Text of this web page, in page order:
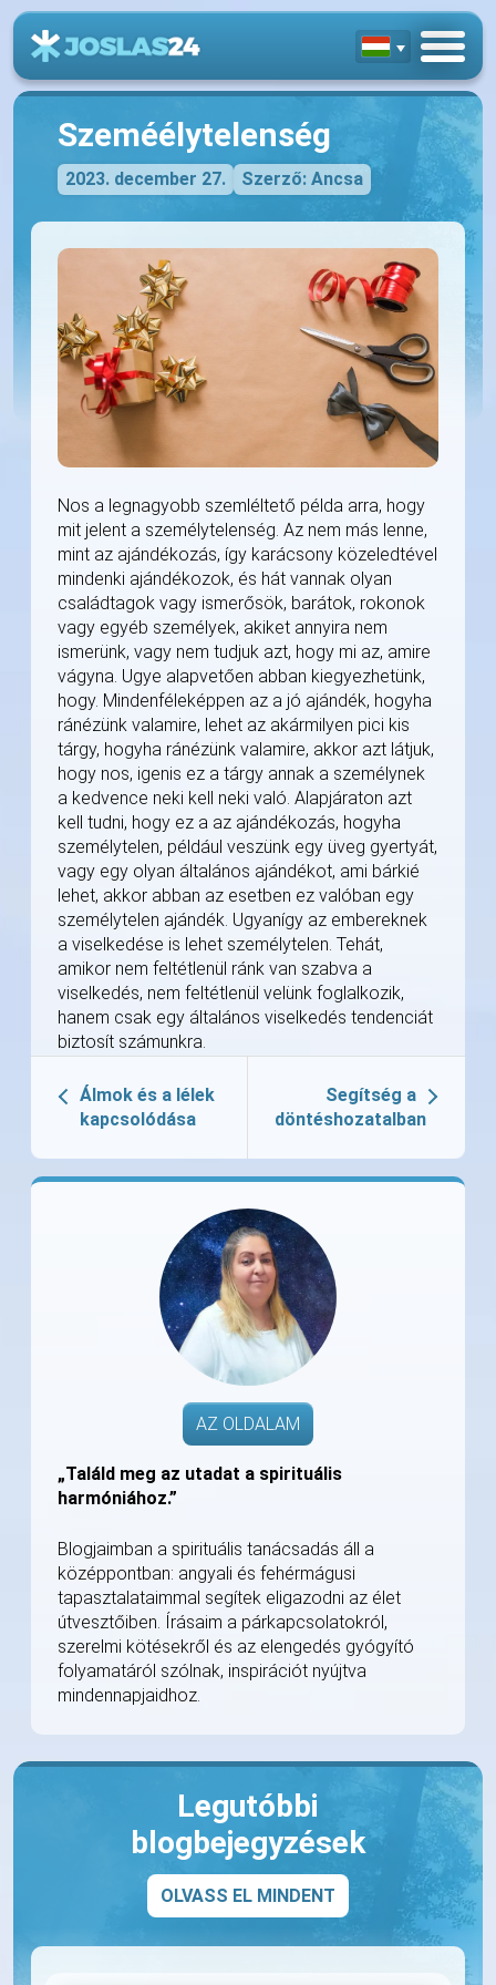
Szeméélytelenség
2023. december 27. Szerző: Ancsa
Nos a legnagyobb szemléltető példa arra, hogy
mit jelent a személytelenség. Az nem más lenne,
mint az ajándékozás, így karácsony közeledtével
mindenki ajándékozok, és hát vannak olyan
családtagok vagy ismerősök, barátok, rokonok
vagy egyéb személyek, akiket annyira nem
ismerünk, vagy nem tudjuk azt, hogy mi az, amire
vágyna. Ugye alapvetően abban kiegyezhetünk,
hogy. Mindenféleképpen az a jó ajándék, hogyha
ránézünk valamire, lehet az akármilyen pici kis
tárgy, hogyha ránézünk valamire, akkor azt látjuk,
hogy nos, igenis ez a tárgy annak a személynek
a kedvence neki kell neki való. Alapjáraton azt
kell tudni, hogy ez a az ajándékozás, hogyha
személytelen, például veszünk egy üveg gyertyát,
vagy egy olyan általános ajándékot, ami bárkié
lehet, akkor abban az esetben ez valóban egy
személytelen ajándék. Ugyanígy az embereknek
a viselkedése is lehet személytelen. Tehát,
amikor nem feltétlenül ránk van szabva a
viselkedés, nem feltétlenül velünk foglalkozik,
hanem csak egy általános viselkedés tendenciát
biztosít számunkra.
Álmok és a lélek
kapcsolódása
Segítség a
döntéshozatalban
AZ OLDALAM
„Találd meg az utadat a spirituális
harmóniához.”
Blogjaimban a spirituális tanácsadás áll a
középpontban: angyali és fehérmágusi
tapasztalataimmal segítek eligazodni az élet
útvesztőiben. Írásaim a párkapcsolatokról,
szerelmi kötésekről és az elengedés gyógyító
folyamatáról szólnak, inspirációt nyújtva
mindennapjaidhoz.
Legutóbbi
blogbejegyzések
OLVASS EL MINDENT